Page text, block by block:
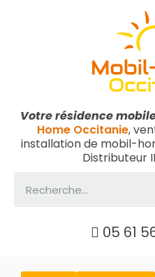
Votre résidence
Home Occitanie,
installation de mobil-
Distributeur
05 61